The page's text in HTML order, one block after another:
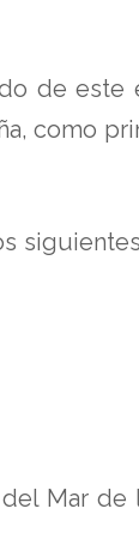
de este
como
Mar de